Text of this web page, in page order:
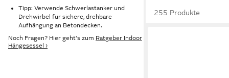
Tipp: Verwende Schwerlastanker und
Drehwirbel für sichere, drehbare
Aufhängung an Betondecken.
Noch Fragen? Hier geht's zum Ratgeber Indoor
Hängesessel ›
255 Produkte